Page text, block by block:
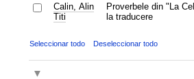
Calin, Alin
Titi
Proverbele din "La
la traducere
Seleccionar todo Deseleccionar todo